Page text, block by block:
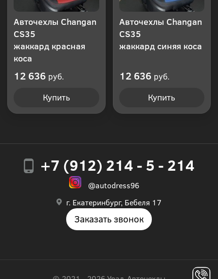
Авточехлы Changan
CS35
жаккард красная
коса
12 636 руб.
Купить
Авточехлы Changan
CS35
жаккард синяя коса
12 636 руб.
Купить
+7 (912) 214 - 5 - 214
@autodress96
г. Екатеринбург, Бебеля 17
Заказать звонок